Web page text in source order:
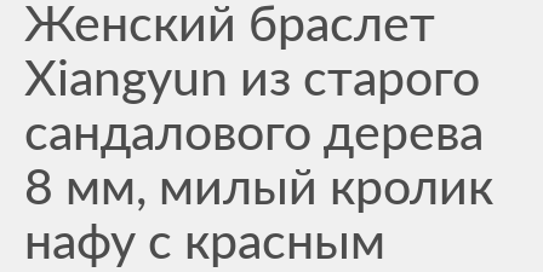
Женский браслет
Xiangyun из старого
сандалового дерева
8 мм, милый кролик
нафу с красным